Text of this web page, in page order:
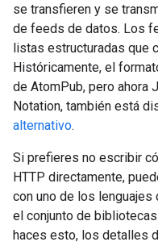
se transfieren y se
de feeds de datos. Los
listas estructuradas que
Históricamente, el
de AtomPub, pero ahora
Notation, también está
alternativo.
Si prefieres no escribir
HTTP directamente,
con uno de los
el conjunto de
haces esto, los detalles